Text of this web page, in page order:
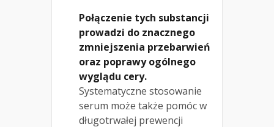
Połączenie tych substancji
prowadzi do znacznego
zmniejszenia przebarwień
oraz poprawy ogólnego
wyglądu cery.
Systematyczne stosowanie
serum może także pomóc w
długotrwałej prewencji